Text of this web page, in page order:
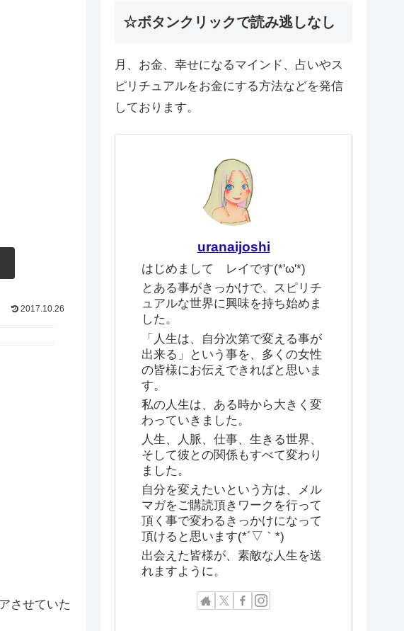
2017.10.26
させていた
☆ボタンクリックで読み逃しなし
月、お金、幸せになるマインド、占いやス
ピリチュアルをお金にする方法などを発信
しております。
uranaijoshi
はじめまして レイです(*'ω'*)
とある事がきっかけで、スピリチ
ュアルな世界に興味を持ち始めま
した。
「人生は、自分次第で変える事が
出来る」という事を、多くの女性
の皆様にお伝えできればと思いま
す。
私の人生は、ある時から大きく変
わっていきました。
人生、人脈、仕事、生きる世界、
そして彼との関係もすべて変わり
ました。
自分を変えたいという方は、メル
マガをご購読頂きワークを行って
頂く事で変わるきっかけになって
頂けると思います(*´▽｀*)
出会えた皆様が、素敵な人生を送
れますように。